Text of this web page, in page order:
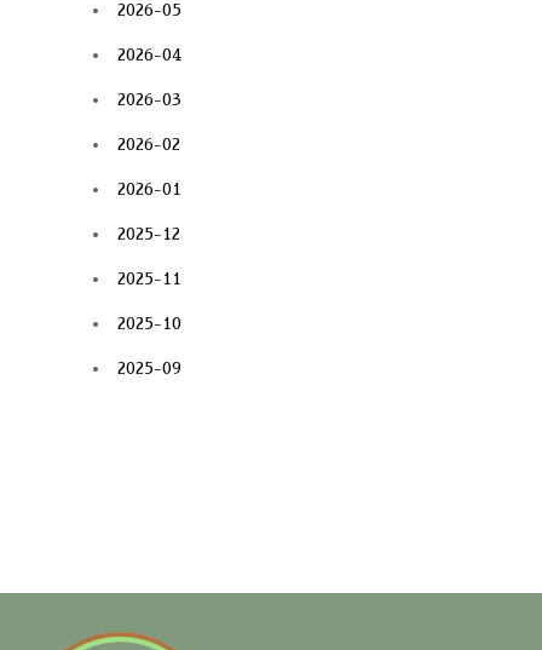
2026-05
2026-04
2026-03
2026-02
2026-01
2025-12
2025-11
2025-10
2025-09